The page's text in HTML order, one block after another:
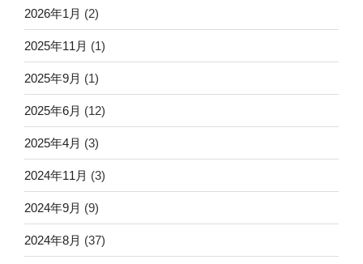
2026年1月 (2)
2025年11月 (1)
2025年9月 (1)
2025年6月 (12)
2025年4月 (3)
2024年11月 (3)
2024年9月 (9)
2024年8月 (37)